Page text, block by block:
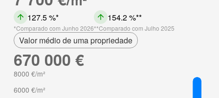
127.5 %
Comparado com Junho 2026
154.2 %
Comparado com Julho 2025
Valor médio de uma propriedade
670 000 €